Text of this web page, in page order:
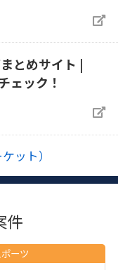
とめサイト |
ェック！
ット）
件
ーツ